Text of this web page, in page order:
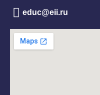
educ@eii.ru